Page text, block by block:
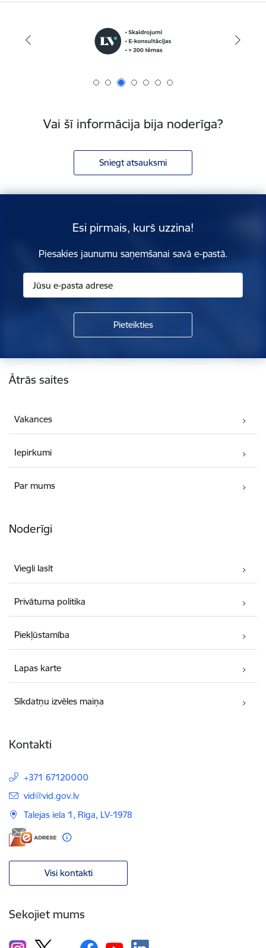
Vai šī informācija bija noderīga?
Sniegt atsauksmi
Esi pirmais, kurš uzzina!
Piesakies jaunumu saņemšanai savā e-pastā.
Kājene
Ātrās saites
Vakances
Iepirkumi
Par mums
Noderīgi
Viegli lasīt
Privātuma politika
Piekļūstamība
Lapas karte
Sīkdatņu izvēles maiņa
Kontakti
+371 67120000
E-pasts:
vid@vid.gov.lv
Talejas iela 1, Rīga, LV-1978
Visi kontakti
Sekojiet mums